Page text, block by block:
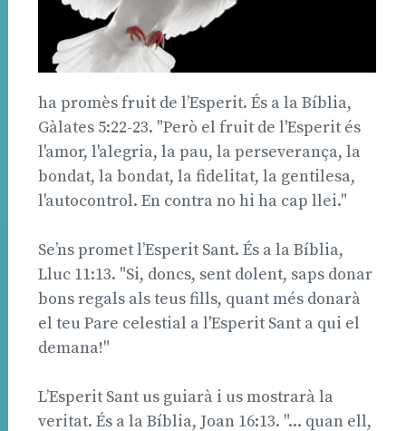
ha promès fruit de l’Esperit. És a la Bíblia,
Gàlates 5:22-23. "Però el fruit de l'Esperit és
l'amor, l'alegria, la pau, la perseverança, la
bondat, la bondat, la fidelitat, la gentilesa,
l'autocontrol. En contra no hi ha cap llei."
Se’ns promet l’Esperit Sant. És a la Bíblia,
Lluc 11:13. "Si, doncs, sent dolent, saps donar
bons regals als teus fills, quant més donarà
el teu Pare celestial a l'Esperit Sant a qui el
demana!"
L’Esperit Sant us guiarà i us mostrarà la
veritat. És a la Bíblia, Joan 16:13. "... quan ell,